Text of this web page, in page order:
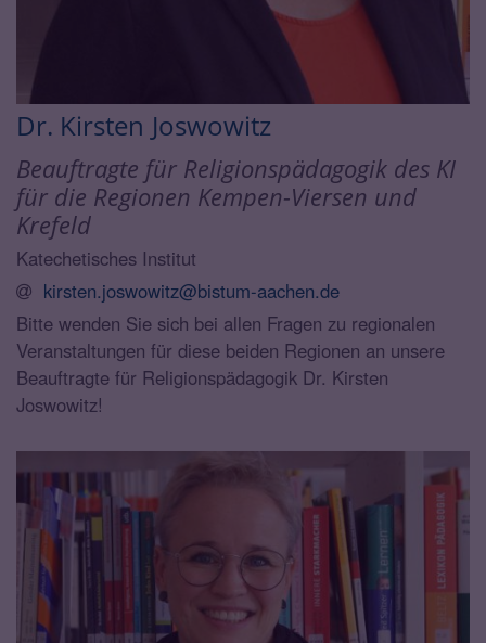
Dr. Kirsten Joswowitz
Beauftragte für Religionspädagogik des KI
für die Regionen Kempen-Viersen und
Krefeld
Katechetisches Institut
kirsten.joswowitz@bistum-aachen.de
Bitte wenden Sie sich bei allen Fragen zu regionalen
Veranstaltungen für diese beiden Regionen an unsere
Beauftragte für Religionspädagogik Dr. Kirsten
Joswowitz!